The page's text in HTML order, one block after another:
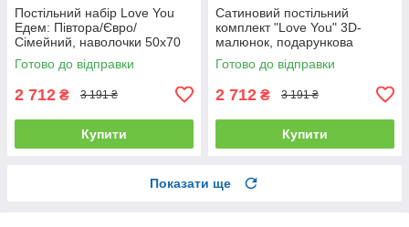
Постільний набір Love You
Едем: Півтора/Євро/
Сімейний, наволочки 50x70
полуторний
Готово до відправки
2 712 ₴ 3 191 ₴
Купити
Сатиновий постільний
комплект "Love You" 3D-
малюнок, подарункова
упаковка полуторний
Готово до відправки
2 712 ₴ 3 191 ₴
Купити
Показати ще